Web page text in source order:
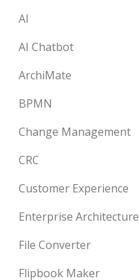
AI
AI Chatbot
ArchiMate
BPMN
Change Management
CRC
Customer Experience
Enterprise Architecture
File Converter
Flipbook Maker